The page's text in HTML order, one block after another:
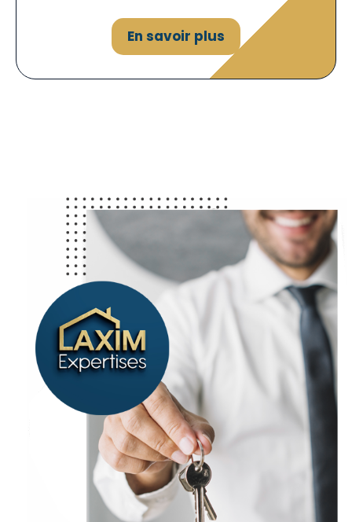
En savoir plus